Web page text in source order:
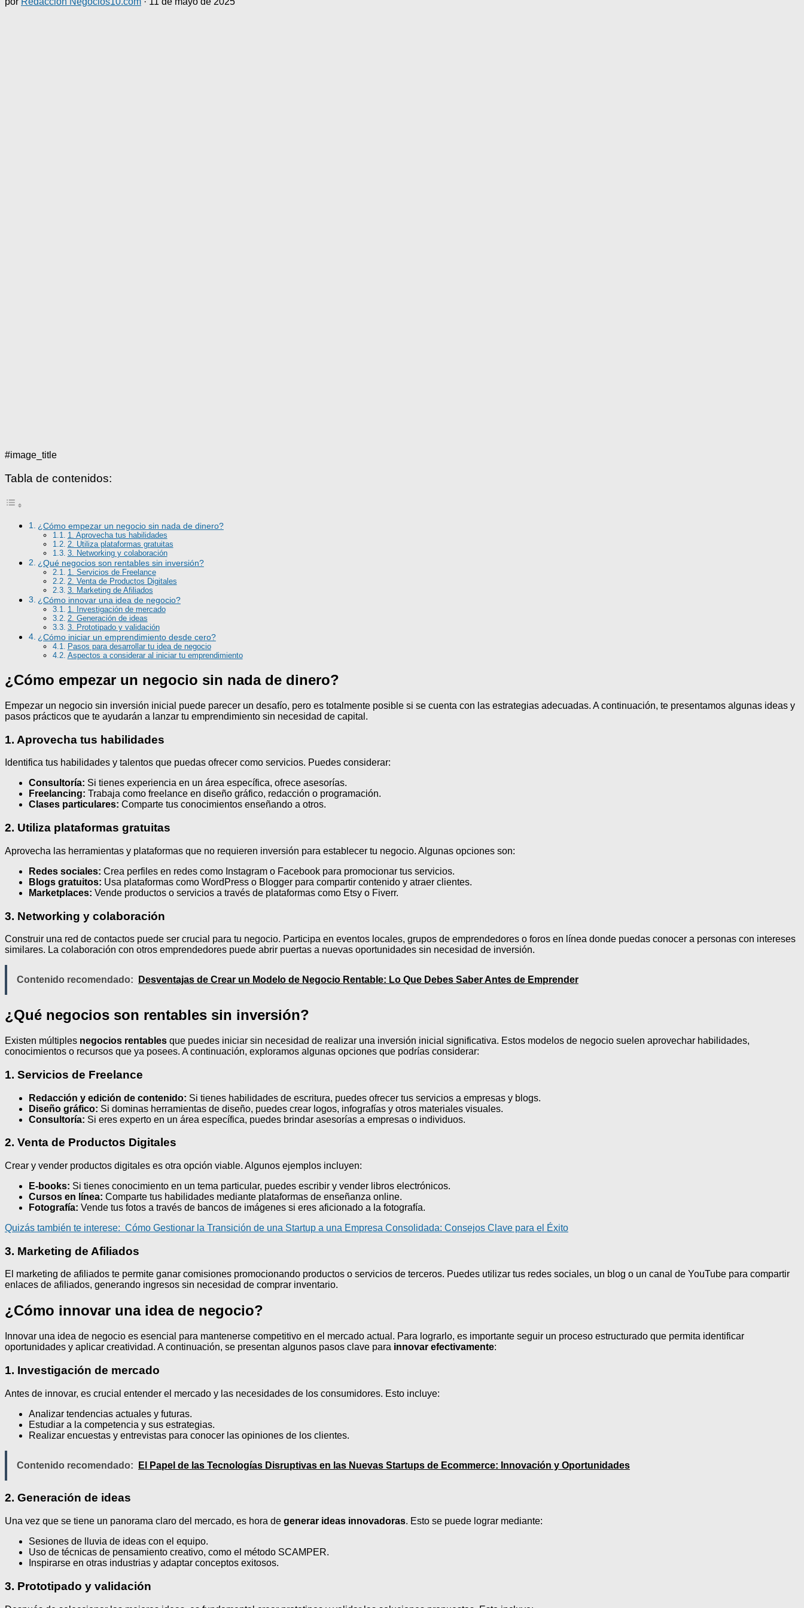
#image_title
Tabla de contenidos:
¿Cómo empezar un negocio sin nada de dinero?
1. Aprovecha tus habilidades
2. Utiliza plataformas gratuitas
3. Networking y colaboración
¿Qué negocios son rentables sin inversión?
1. Servicios de Freelance
2. Venta de Productos Digitales
3. Marketing de Afiliados
¿Cómo innovar una idea de negocio?
1. Investigación de mercado
2. Generación de ideas
3. Prototipado y validación
¿Cómo iniciar un emprendimiento desde cero?
Pasos para desarrollar tu idea de negocio
Aspectos a considerar al iniciar tu emprendimiento
¿Cómo empezar un negocio sin nada de dinero?
Empezar un negocio sin inversión inicial puede parecer un desafío, pero es totalmente posible si se cuenta con las estrategias adecuadas. A continuación, te presentamos algunas ideas y
pasos prácticos que te ayudarán a lanzar tu emprendimiento sin necesidad de capital.
1. Aprovecha tus habilidades
Identifica tus habilidades y talentos que puedas ofrecer como servicios. Puedes considerar:
Consultoría: Si tienes experiencia en un área específica, ofrece asesorías.
Freelancing: Trabaja como freelance en diseño gráfico, redacción o programación.
Clases particulares: Comparte tus conocimientos enseñando a otros.
2. Utiliza plataformas gratuitas
Aprovecha las herramientas y plataformas que no requieren inversión para establecer tu negocio. Algunas opciones son:
Redes sociales: Crea perfiles en redes como Instagram o Facebook para promocionar tus servicios.
Blogs gratuitos: Usa plataformas como WordPress o Blogger para compartir contenido y atraer clientes.
Marketplaces: Vende productos o servicios a través de plataformas como Etsy o Fiverr.
3. Networking y colaboración
Construir una red de contactos puede ser crucial para tu negocio. Participa en eventos locales, grupos de emprendedores o foros en línea donde puedas conocer a personas con intereses
similares. La colaboración con otros emprendedores puede abrir puertas a nuevas oportunidades sin necesidad de inversión.
Contenido recomendado: Desventajas de Crear un Modelo de Negocio Rentable: Lo Que Debes Saber Antes de Emprender
¿Qué negocios son rentables sin inversión?
Existen múltiples negocios rentables que puedes iniciar sin necesidad de realizar una inversión inicial significativa. Estos modelos de negocio suelen aprovechar habilidades,
conocimientos o recursos que ya posees. A continuación, exploramos algunas opciones que podrías considerar:
1. Servicios de Freelance
Redacción y edición de contenido: Si tienes habilidades de escritura, puedes ofrecer tus servicios a empresas y blogs.
Diseño gráfico: Si dominas herramientas de diseño, puedes crear logos, infografías y otros materiales visuales.
Consultoría: Si eres experto en un área específica, puedes brindar asesorías a empresas o individuos.
2. Venta de Productos Digitales
Crear y vender productos digitales es otra opción viable. Algunos ejemplos incluyen:
E-books: Si tienes conocimiento en un tema particular, puedes escribir y vender libros electrónicos.
Cursos en línea: Comparte tus habilidades mediante plataformas de enseñanza online.
Fotografía: Vende tus fotos a través de bancos de imágenes si eres aficionado a la fotografía.
Quizás también te interese: Cómo Gestionar la Transición de una Startup a una Empresa Consolidada: Consejos Clave para el Éxito
3. Marketing de Afiliados
El marketing de afiliados te permite ganar comisiones promocionando productos o servicios de terceros. Puedes utilizar tus redes sociales, un blog o un canal de YouTube para compartir
enlaces de afiliados, generando ingresos sin necesidad de comprar inventario.
¿Cómo innovar una idea de negocio?
Innovar una idea de negocio es esencial para mantenerse competitivo en el mercado actual. Para lograrlo, es importante seguir un proceso estructurado que permita identificar
oportunidades y aplicar creatividad. A continuación, se presentan algunos pasos clave para innovar efectivamente:
1. Investigación de mercado
Antes de innovar, es crucial entender el mercado y las necesidades de los consumidores. Esto incluye:
Analizar tendencias actuales y futuras.
Estudiar a la competencia y sus estrategias.
Realizar encuestas y entrevistas para conocer las opiniones de los clientes.
Contenido recomendado: El Papel de las Tecnologías Disruptivas en las Nuevas Startups de Ecommerce: Innovación y Oportunidades
2. Generación de ideas
Una vez que se tiene un panorama claro del mercado, es hora de generar ideas innovadoras. Esto se puede lograr mediante:
Sesiones de lluvia de ideas con el equipo.
Uso de técnicas de pensamiento creativo, como el método SCAMPER.
Inspirarse en otras industrias y adaptar conceptos exitosos.
3. Prototipado y validación